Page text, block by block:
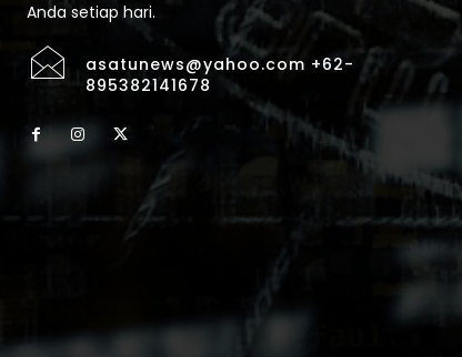
Anda setiap hari.
asatunews@yahoo.com +62-
895382141678